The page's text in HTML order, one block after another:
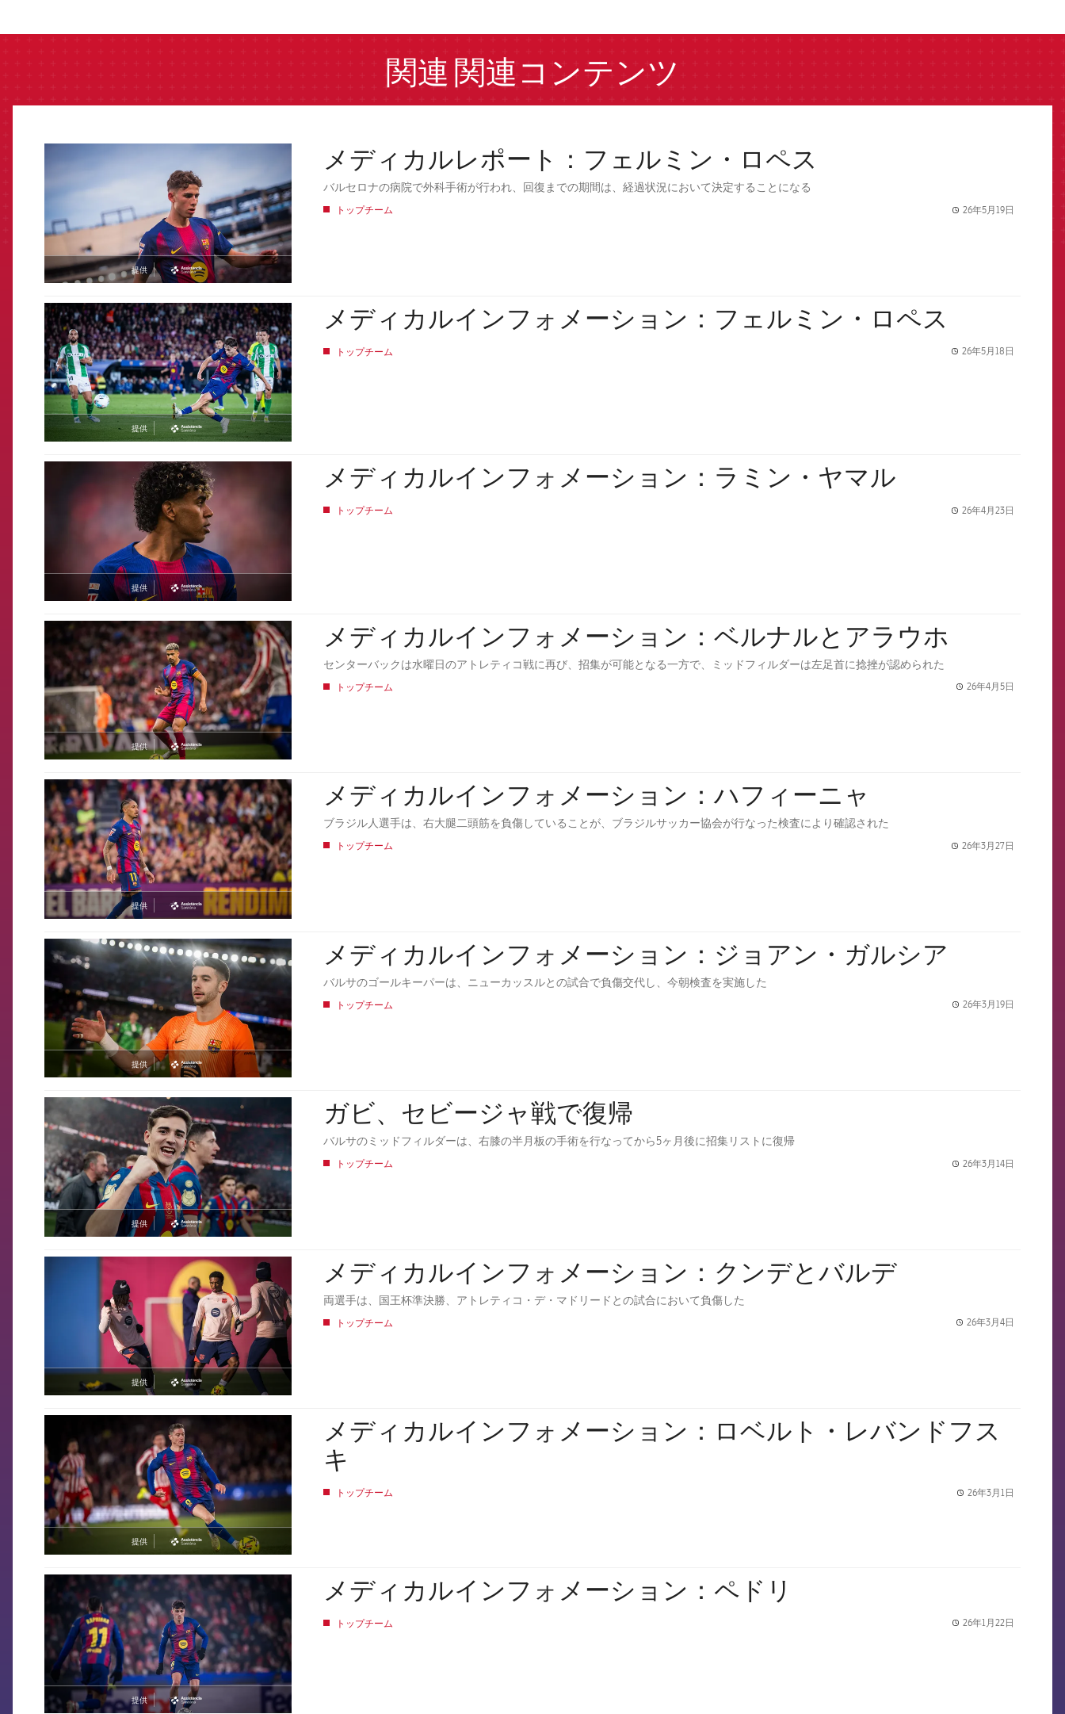
関連 関連コンテンツ
提供
asistencia
メディカルレポート：フェルミン・ロペス
バルセロナの病院で外科手術が行われ、回復までの期間は、経過状況において決定することになる
トップチーム 26年5月19日
FCB Barcelona badge
提供
asistencia
メディカルインフォメーション：フェルミン・ロペス
トップチーム 26年5月18日
FCB Barcelona badge
提供
asistencia
メディカルインフォメーション：ラミン・ヤマル
トップチーム 26年4月23日
FCB Barcelona badge
提供
asistencia
メディカルインフォメーション：ベルナルとアラウホ
センターバックは水曜日のアトレティコ戦に再び、招集が可能となる一方で、ミッドフィルダーは左足首に捻挫が認められた
トップチーム 26年4月5日
FCB Barcelona badge
提供
asistencia
メディカルインフォメーション：ハフィーニャ
ブラジル人選手は、右大腿二頭筋を負傷していることが、ブラジルサッカー協会が行なった検査により確認された
トップチーム 26年3月27日
FCB Barcelona badge
提供
asistencia
メディカルインフォメーション：ジョアン・ガルシア
バルサのゴールキーパーは、ニューカッスルとの試合で負傷交代し、今朝検査を実施した
トップチーム 26年3月19日
FCB Barcelona badge
提供
asistencia
ガビ、セビージャ戦で復帰
バルサのミッドフィルダーは、右膝の半月板の手術を行なってから5ヶ月後に招集リストに復帰
トップチーム 26年3月14日
提供
asistencia
メディカルインフォメーション：クンデとバルデ
両選手は、国王杯準決勝、アトレティコ・デ・マドリードとの試合において負傷した
トップチーム 26年3月4日
提供
asistencia
メディカルインフォメーション：ロベルト・レバンドフス
キ
トップチーム 26年3月1日
FCB Barcelona badge
提供
asistencia
メディカルインフォメーション：ペドリ
トップチーム 26年1月22日